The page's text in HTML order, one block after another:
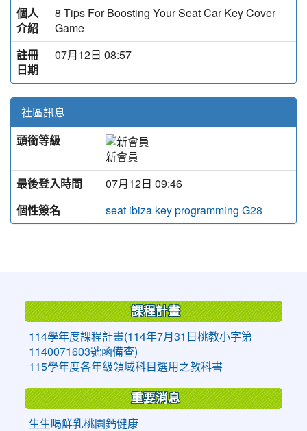
個人
介紹
8 Tips For Boosting Your Seat Car Key Cover
Game
註冊
日期
07月12日 08:57
社區訊息
頭銜等級
新會員
最後登入時間
07月12日 09:46
個性簽名
seat ibiza key programming G28
課程計畫
114學年度課程計畫(114年7月31日桃教小字第
1140071603號函備查)
115學年度各年級領域科目選用之教科書
重要消息
生生喝鮮乳桃園鈣健康